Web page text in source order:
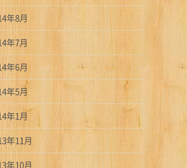
年8月
年7月
年6月
年5月
年1月
年11月
年10月